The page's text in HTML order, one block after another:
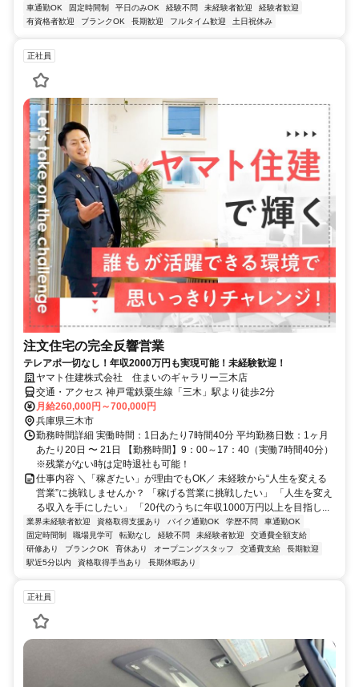
車通勤OK
固定時間制 平日のみOK 経験不問 未経験者歓迎
経験者歓迎
有資格者歓迎
ブランクOK 長期歓迎 フルタイム歓迎 土日祝休み
正社員
注文住宅の完全反響営業
テレアポ一切なし！年収2000万円も実現可能！未経験歓迎！
ヤマト住建株式会社 住まいのギャラリー三木店
交通・アクセス 神戸電鉄粟生線「三木」駅より徒歩2分
月給260,000円～700,000円
兵庫県三木市
勤務時間詳細 実働時間：1日あたり7時間40分 平均勤務日数：1ヶ月
あたり20日 〜 21日 【勤務時間】9：00～17：40（実働7時間40分）
※残業がない時は定時退社も可能！
仕事内容 ＼「稼ぎたい」が理由でもOK／ 未経験から“人生を変える
営業”に挑戦しませんか？ 「稼げる営業に挑戦したい」 「人生を変え
る収入を手にしたい」 「20代のうちに年収1000万円以上を目指し...
業界未経験者歓迎 資格取得支援あり バイク通勤OK 学歴不問
車通勤OK
固定時間制
職場見学可 転勤なし 経験不問 未経験者歓迎
交通費全額支給
研修あり
ブランクOK 育休あり オープニングスタッフ 交通費支給
長期歓迎
駅近5分以内
資格取得手当あり 長期休暇あり
正社員